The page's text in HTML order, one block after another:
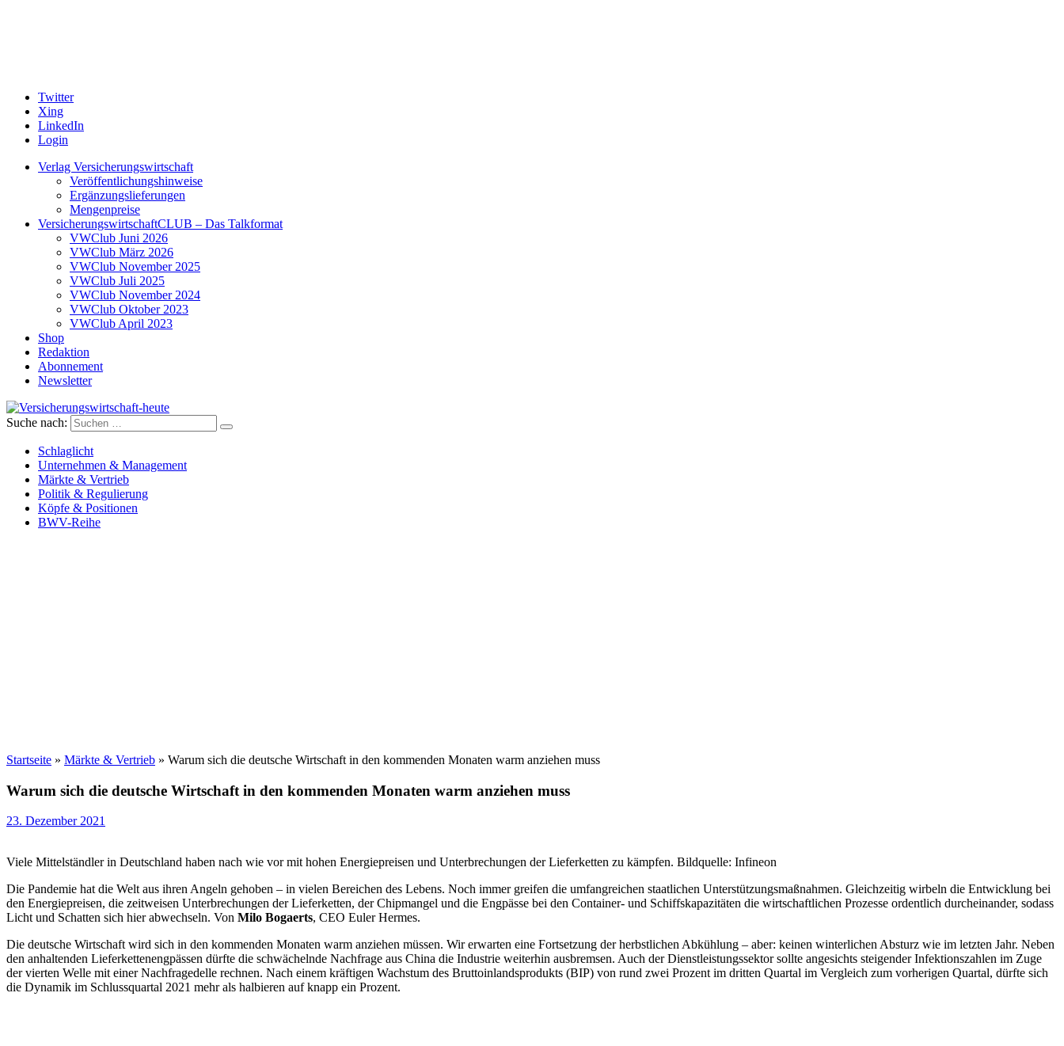
Twitter
Xing
LinkedIn
Login
Verlag Versicherungswirtschaft
Veröffentlichungshinweise
Ergänzungslieferungen
Mengenpreise
VersicherungswirtschaftCLUB – Das Talkformat
VWClub Juni 2026
VWClub März 2026
VWClub November 2025
VWClub Juli 2025
VWClub November 2024
VWClub Oktober 2023
VWClub April 2023
Shop
Redaktion
Abonnement
Newsletter
Versicherungswirtschaft-heute
Suche nach:
Schlaglicht
Unternehmen & Management
Märkte & Vertrieb
Politik & Regulierung
Köpfe & Positionen
BWV-Reihe
Startseite » Märkte & Vertrieb » Warum sich die deutsche Wirtschaft in den kommenden Monaten warm anziehen muss
Warum sich die deutsche Wirtschaft in den kommenden Monaten warm anziehen muss
23. Dezember 2021
Viele Mittelständler in Deutschland haben nach wie vor mit hohen Energiepreisen und Unterbrechungen der Lieferketten zu kämpfen. Bildquelle: Infineon
Die Pandemie hat die Welt aus ihren Angeln gehoben – in vielen Bereichen des Lebens. Noch immer greifen die umfangreichen staatlichen Unterstützungsmaßnahmen. Gleichzeitig wirbeln die Entwicklung bei
den Energiepreisen, die zeitweisen Unterbrechungen der Lieferketten, der Chipmangel und die Engpässe bei den Container- und Schiffskapazitäten die wirtschaftlichen Prozesse ordentlich durcheinander, sodass
Licht und Schatten sich hier abwechseln. Von Milo Bogaerts, CEO Euler Hermes.
Die deutsche Wirtschaft wird sich in den kommenden Monaten warm anziehen müssen. Wir erwarten eine Fortsetzung der herbstlichen Abkühlung – aber: keinen winterlichen Absturz wie im letzten Jahr. Neben
den anhaltenden Lieferkettenengpässen dürfte die schwächelnde Nachfrage aus China die Industrie weiterhin ausbremsen. Auch der Dienstleistungssektor sollte angesichts steigender Infektionszahlen im Zuge
der vierten Welle mit einer Nachfragedelle rechnen. Nach einem kräftigen Wachstum des Bruttoinlandsprodukts (BIP) von rund zwei Prozent im dritten Quartal im Vergleich zum vorherigen Quartal, dürfte sich
die Dynamik im Schlussquartal 2021 mehr als halbieren auf knapp ein Prozent.